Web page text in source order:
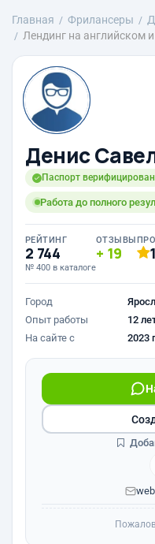
Главная Фрилансеры
Лендинг на английском
Денис
Паспорт верифицирован
Работа до полного
РЕЙТИНГ
2 744
№ 400 в каталоге
ОТЗЫВЫ
19
Город
Опыт работы
12
На сайте с
2023